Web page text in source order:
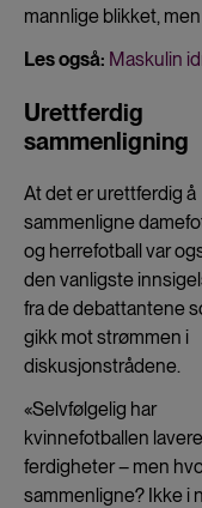
mannlige blikket,
Les også: Maskulin
Urettferdig
sammenligning
At det er urettferdig å
sammenligne
og herrefotball var
den vanligste
fra de debattantene
gikk mot strømmen i
diskusjonstrådene.
«Selvfølgelig har
kvinnefotballen lavere
ferdigheter – men
sammenligne? Ikke i